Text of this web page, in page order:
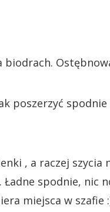
, a raczej szycia
Ładne spodnie, nic
miejsca w szafie